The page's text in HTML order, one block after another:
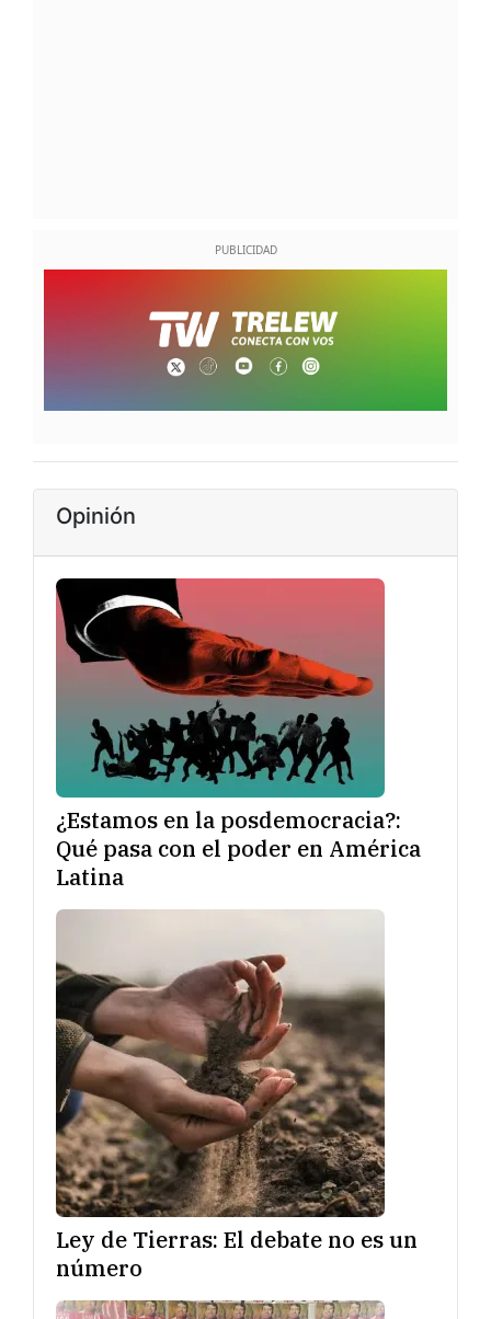
Opinión
¿Estamos en la posdemocracia?:
Qué pasa con el poder en América
Latina
Ley de Tierras: El debate no es un
número